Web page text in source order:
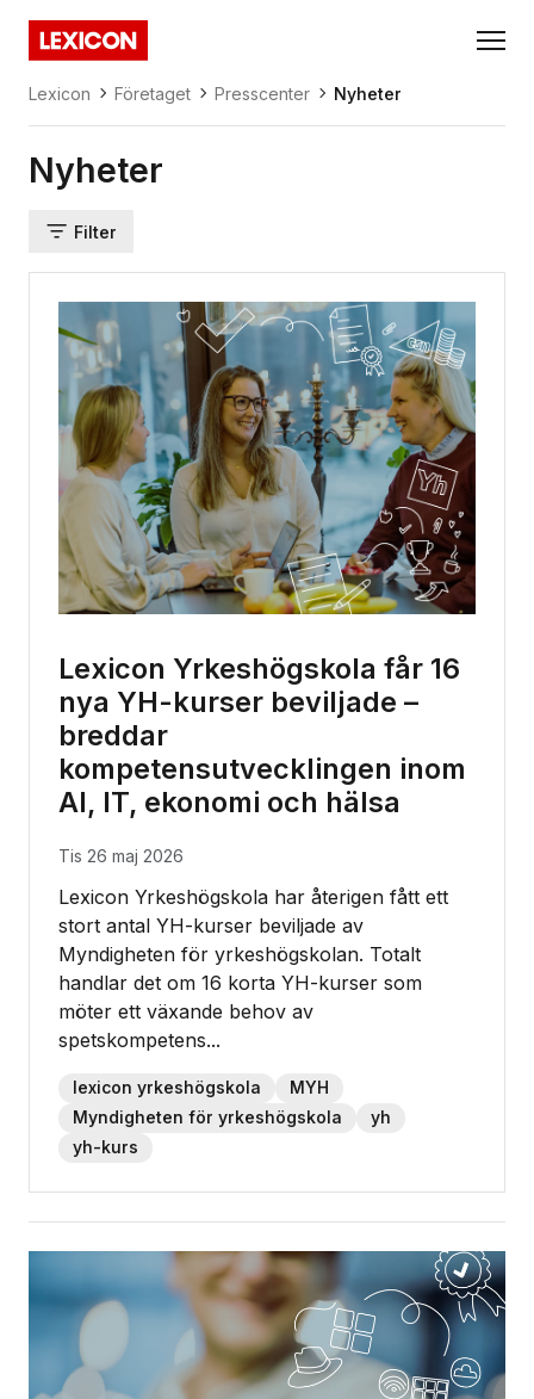
Gå direkt till huvudinnehållet
Lexicon
Lexicon Företaget Presscenter Nyheter
Nyheter
Filter
Lexicon Yrkeshögskola får 16
nya YH-kurser beviljade –
breddar
kompetensutvecklingen inom
AI, IT, ekonomi och hälsa
tis 26 maj 2026
Lexicon Yrkeshögskola har återigen fått ett
stort antal YH-kurser beviljade av
Myndigheten för yrkeshögskolan. Totalt
handlar det om 16 korta YH-kurser som
möter ett växande behov av
spetskompetens...
lexicon yrkeshögskola
MYH
Myndigheten för yrkeshögskola
yh
yh-kurs